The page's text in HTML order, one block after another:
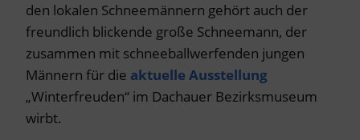
den lokalen Schneemännern gehört auch der
freundlich blickende große Schneemann, der
zusammen mit schneeballwerfenden jungen
Männern für die aktuelle Ausstellung
„Winterfreuden“ im Dachauer Bezirksmuseum
wirbt.